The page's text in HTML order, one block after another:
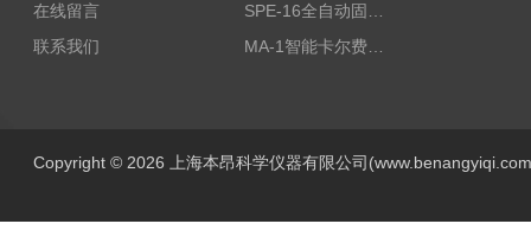
在线留言
联系我们
MA-1智能卡尔费休水分测定仪
Copyright © 2026 上海本昂科学仪器有限公司